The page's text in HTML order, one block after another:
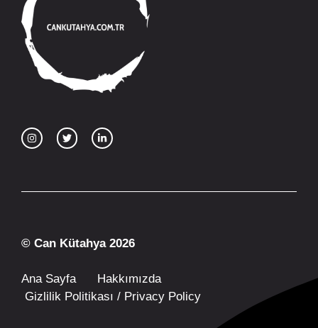
© Can Kütahya 2026
Ana Sayfa
Hakkımızda
Gizlilik Politikası / Privacy Policy